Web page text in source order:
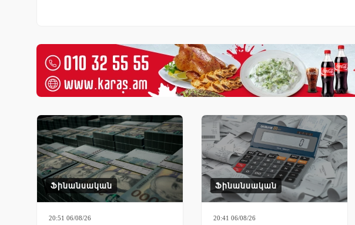
Ֆինանսական
20:51 06/08/26
Ֆինանսական
20:41 06/08/26